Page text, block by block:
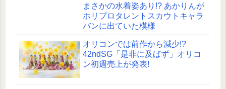
まさかの水着姿あり!? あかりんが
ホリプロタレントスカウトキャラ
バンに出ていた模様
オリコンでは前作から減少!?
42ndSG「是非に及ばず」オリコ
ン初週売上が発表!